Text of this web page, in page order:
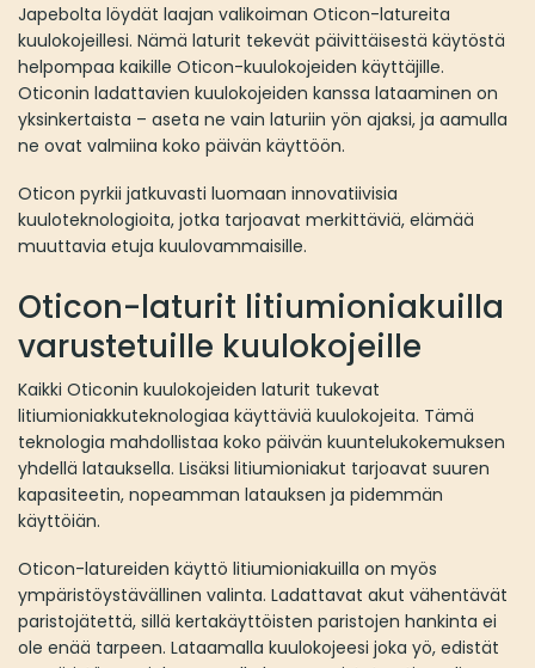
Japebolta löydät laajan valikoiman Oticon-latureita
kuulokojeillesi. Nämä laturit tekevät päivittäisestä käytöstä
helpompaa kaikille Oticon-kuulokojeiden käyttäjille.
Oticonin ladattavien kuulokojeiden kanssa lataaminen on
yksinkertaista – aseta ne vain laturiin yön ajaksi, ja aamulla
ne ovat valmiina koko päivän käyttöön.
Oticon pyrkii jatkuvasti luomaan innovatiivisia
kuuloteknologioita, jotka tarjoavat merkittäviä, elämää
muuttavia etuja kuulovammaisille.
Oticon-laturit litiumioniakuilla
varustetuille kuulokojeille
Kaikki Oticonin kuulokojeiden laturit tukevat
litiumioniakkuteknologiaa käyttäviä kuulokojeita. Tämä
teknologia mahdollistaa koko päivän kuuntelukokemuksen
yhdellä latauksella. Lisäksi litiumioniakut tarjoavat suuren
kapasiteetin, nopeamman latauksen ja pidemmän
käyttöiän.
Oticon-latureiden käyttö litiumioniakuilla on myös
ympäristöystävällinen valinta. Ladattavat akut vähentävät
paristojätettä, sillä kertakäyttöisten paristojen hankinta ei
ole enää tarpeen. Lataamalla kuulokojeesi joka yö, edistät